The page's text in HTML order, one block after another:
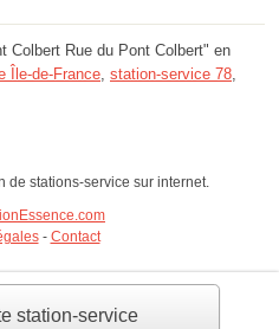
station-service
Colbert Rue du Pont Colbert" en
Île-de-France station-service 78
de stations-service sur internet.
- Contact